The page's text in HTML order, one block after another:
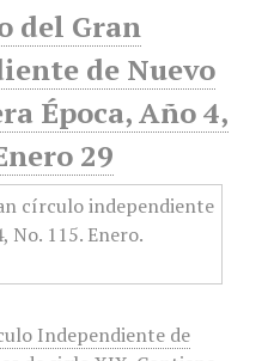
del Gran
de Nuevo
Época, Año 4,
29
Independiente de